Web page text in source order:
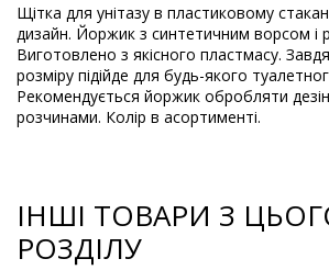
Щітка для унітазу в пластиковому
дизайн. Йоржик з синтетичним ворсом і
Виготовлено з якісного пластмасу.
розміру підійде для будь-якого
Рекомендується йоржик обробляти
розчинами. Колір в асортименті.
ІНШІ ТОВАРИ З
РОЗДІЛУ